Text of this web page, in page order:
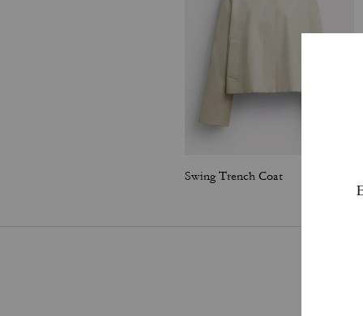
Swing Trench Coat